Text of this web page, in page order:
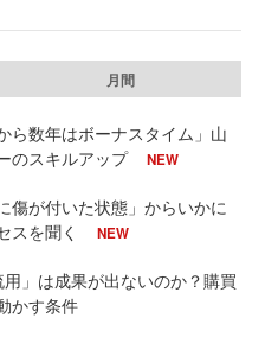
月間
ら数年はボーナスタイム」山
のスキルアップ
NEW
傷が付いた状態」からいかに
スを聞く
NEW
」は成果が出ないのか？購買
かす条件